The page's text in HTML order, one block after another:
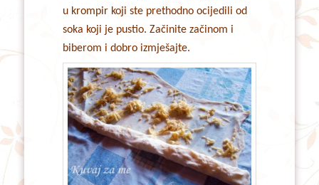
u krompir koji ste prethodno ocijedili od
soka koji je pustio. Začinite začinom i
biberom i dobro izmješajte.